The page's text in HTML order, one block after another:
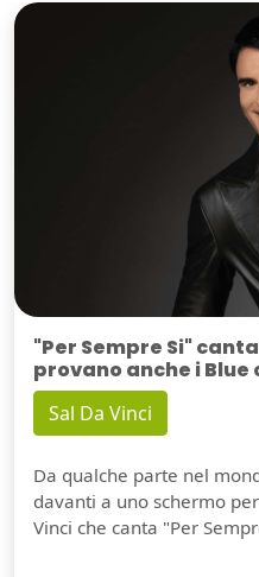
"Per Sempre Si"
provano anche i Blue
Sal Da Vinci
Da qualche parte nel
davanti a uno schermo
Vinci che canta "Per